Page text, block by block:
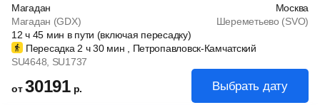
Магадан
Москва
Магадан (GDX)
Шереметьево (SVO)
12ч45 мин в пути (включая пересадку)
Пересадка 2 ч30 мин , Петропавловск-Камчатский
SU4648 , SU1737
от30191 р. Выбрать дату